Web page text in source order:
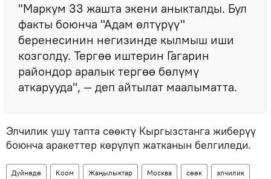
"Маркум 33 жашта экени аныкталды. Бул
факты боюнча "Адам өлтүрүү"
беренесинин негизинде кылмыш иши
козголду. Тергөө иштерин Гагарин
райондор аралык тергөө бөлүмү
аткарууда", — деп айтылат маалыматта.
Элчилик ушу тапта сөөктү Кыргызстанга жиберүү
боюнча аракеттер көрүлүп жатканын белгиледи.
Дүйнөдө Коом Жаңылыктар Москва сөөк элчилик